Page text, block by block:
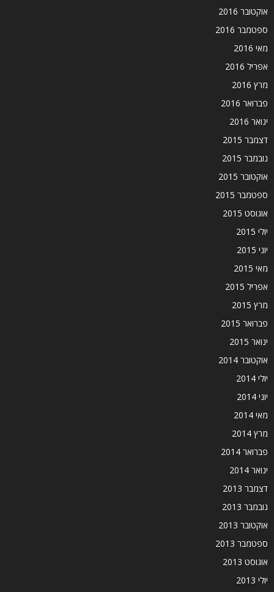
אוקטובר 2016
ספטמבר 2016
מאי 2016
אפריל 2016
מרץ 2016
פברואר 2016
ינואר 2016
דצמבר 2015
נובמבר 2015
אוקטובר 2015
ספטמבר 2015
אוגוסט 2015
יולי 2015
יוני 2015
מאי 2015
אפריל 2015
מרץ 2015
פברואר 2015
ינואר 2015
אוקטובר 2014
יולי 2014
יוני 2014
מאי 2014
מרץ 2014
פברואר 2014
ינואר 2014
דצמבר 2013
נובמבר 2013
אוקטובר 2013
ספטמבר 2013
אוגוסט 2013
יולי 2013